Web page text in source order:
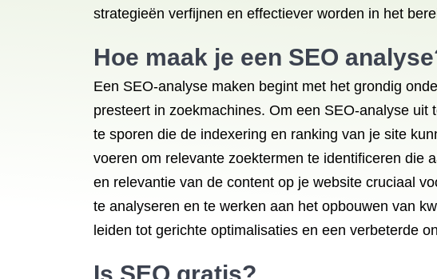
strategieën verfijnen en effectiever worden in het
Hoe maak je een SEO
Een SEO-analyse maken begint met het grondig
presteert in zoekmachines. Om een SEO-analyse
te sporen die de indexering en ranking van je site
voeren om relevante zoektermen te identificeren die
en relevantie van de content op je website cruciaal
te analyseren en te werken aan het opbouwen van
leiden tot gerichte optimalisaties en een verbeterde